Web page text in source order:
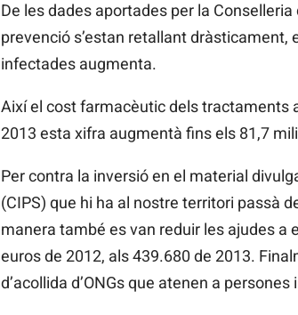
De les dades aportades per la
prevenció s’estan retallant dràsticament,
infectades augmenta.
Així el cost farmacèutic dels tractaments
2013 esta xifra augmentà fins els 81,7
Per contra la inversió en el material
(CIPS) que hi ha al nostre territori passà
manera també es van reduir les ajudes a
euros de 2012, als 439.680 de 2013.
d’acollida d’ONGs que atenen a